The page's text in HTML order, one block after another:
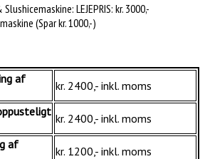
LEJEPRIS: kr. 3000,-
(Spar kr. 1000,-)
af
kr. 2400,- inkl. moms
kr. 2400,- inkl. moms
af
kr. 1200,- inkl. moms